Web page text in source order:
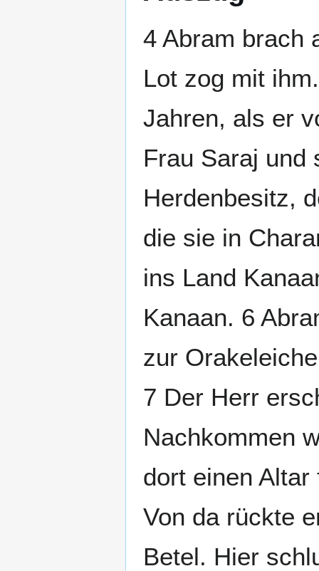
4 Abram brach
Lot zog mit
Jahren, als er
Frau Saraj und
Herdenbesitz,
die sie in
ins Land
Kanaan. 6
zur
7 Der Herr
Nachkommen
dort einen
Von da rückte
Betel. Hier